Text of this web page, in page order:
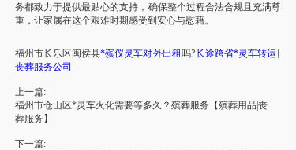
务都致力于提供最贴心的支持，确保整个过程合法合规且充满尊
重，让家属在这个艰难时期感受到安心与慰藉。
福州市长乐区闽侯县*殡仪灵车对外出租吗?长途跨省*灵车转运
丧葬服务公司
上一篇:
福州市仓山区*灵车火化需要等多久？殡葬服务【殡葬用品|丧
葬服务】
下一篇: